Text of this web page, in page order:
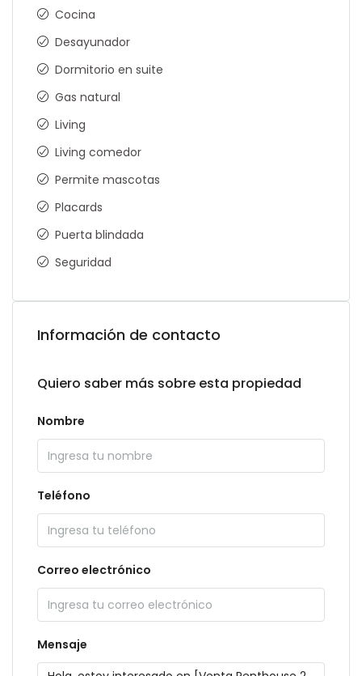
Cocina
Desayunador
Dormitorio en suite
Gas natural
Living
Living comedor
Permite mascotas
Placards
Puerta blindada
Seguridad
Información de contacto
Quiero saber más sobre esta propiedad
Nombre
Teléfono
Correo electrónico
Mensaje